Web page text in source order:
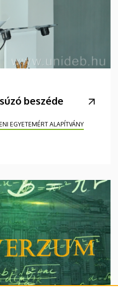
beszéde
EGYETEMÉRT ALAPÍTVÁNY